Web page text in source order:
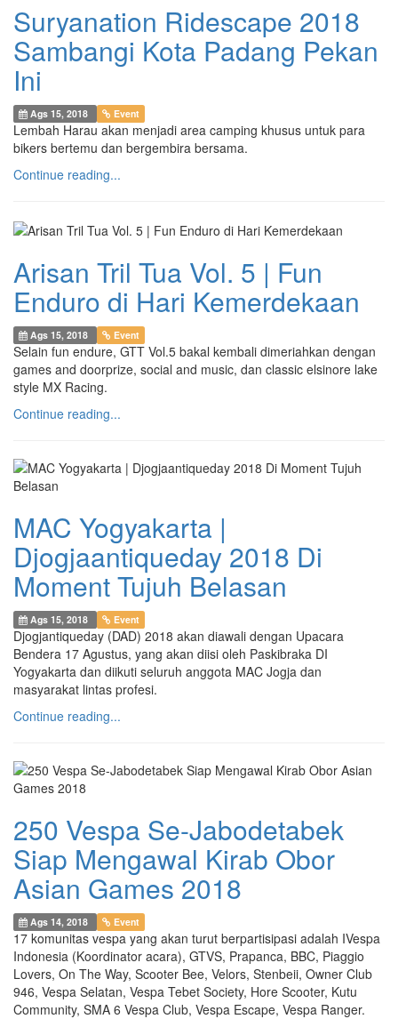
Suryanation Ridescape 2018
Sambangi Kota Padang Pekan
Ini
Ags 15, 2018 Event
Lembah Harau akan menjadi area camping khusus untuk para
bikers bertemu dan bergembira bersama.
Continue reading...
Arisan Tril Tua Vol. 5 | Fun
Enduro di Hari Kemerdekaan
Ags 15, 2018 Event
Selain fun endure, GTT Vol.5 bakal kembali dimeriahkan dengan
games and doorprize, social and music, dan classic elsinore lake
style MX Racing.
Continue reading...
MAC Yogyakarta |
Djogjaantiqueday 2018 Di
Moment Tujuh Belasan
Ags 15, 2018 Event
Djogjantiqueday (DAD) 2018 akan diawali dengan Upacara
Bendera 17 Agustus, yang akan diisi oleh Paskibraka DI
Yogyakarta dan diikuti seluruh anggota MAC Jogja dan
masyarakat lintas profesi.
Continue reading...
250 Vespa Se-Jabodetabek
Siap Mengawal Kirab Obor
Asian Games 2018
Ags 14, 2018 Event
17 komunitas vespa yang akan turut berpartisipasi adalah IVespa
Indonesia (Koordinator acara), GTVS, Prapanca, BBC, Piaggio
Lovers, On The Way, Scooter Bee, Velors, Stenbeii, Owner Club
946, Vespa Selatan, Vespa Tebet Society, Hore Scooter, Kutu
Community, SMA 6 Vespa Club, Vespa Escape, Vespa Ranger.